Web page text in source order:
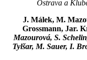
Ostrava a
J. Málek, M.
Grossmann, Jar.
Mazourová, S.
Tylšar, M. Sauer, I.